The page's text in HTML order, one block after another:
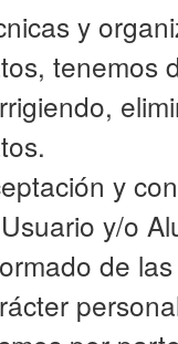
y
tenemos
y
y/o
de